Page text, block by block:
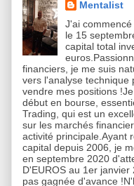
Mentalist
J'ai
le 15
capital total
financiers, je me suis
vers l'analyse technique
vendre mes positions
début en bourse,
Trading, qui est un
sur les marchés
activité principale.Ayant
capital depuis 2006, je
en septembre 2020
D'EUROS au 1er
pas gagnée d'avance